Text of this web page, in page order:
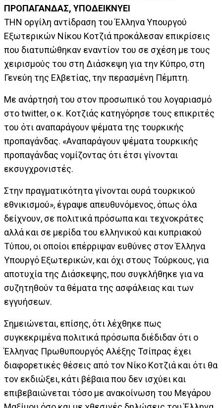
ΠΡΟΠΑΓΑΝΔΑΣ, ΥΠΟΔΕΙΚΝΥΕΙ
ΤΗΝ οργίλη αντίδραση του Έλληνα Υπουργού
Εξωτερικών Νίκου Κοτζιά προκάλεσαν επικρίσεις
που διατυπώθηκαν εναντίον του σε σχέση με τους
χειρισμούς του στη Διάσκεψη για την Κύπρο, στη
Γενεύη της Ελβετίας, την περασμένη Πέμπτη.
Με ανάρτησή του στον προσωπικό του λογαριασμό
στο twitter, ο κ. Κοτζιάς κατηγόρησε τους επικριτές
του ότι αναπαράγουν ψέματα της τουρκικής
προπαγάνδας. «Αναπαράγουν ψέματα τουρκικής
προπαγάνδας νομίζοντας ότι έτσι γίνονται
εκσυγχρονιστές.
Στην πραγματικότητα γίνονται ουρά τουρκικού
εθνικισμού», έγραψε απευθυνόμενος, όπως όλα
δείχνουν, σε πολιτικά πρόσωπα και τεχνοκράτες
αλλά και σε μερίδα του ελληνικού και κυπριακού
Τύπου, οι οποίοι επέρριψαν ευθύνες στον Έλληνα
Υπουργό Εξωτερικών, και όχι στους Τούρκους, για
αποτυχία της Διάσκεψης, που συγκλήθηκε για να
συζητηθούν τα θέματα της ασφάλειας και των
εγγυήσεων.
Σημειώνεται, επίσης, ότι λέχθηκε πως
συγκεκριμένα πολιτικά πρόσωπα διέδιδαν ότι ο
Έλληνας Πρωθυπουργός Αλέξης Τσίπρας έχει
διαφορετικές θέσεις από τον Νίκο Κοτζιά και ότι θα
τον εκδιώξει, κάτι βέβαια που δεν ισχύει και
επιβεβαιώνεται τόσο με ανακοίνωση του Μεγάρου